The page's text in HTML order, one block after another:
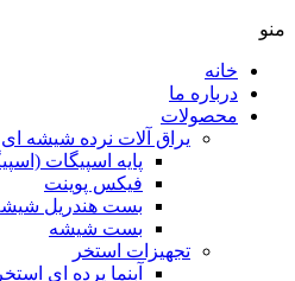
منو
خانه
درباره ما
محصولات
یراق آلات نرده شیشه ای
پایه اسپیگات
فیکس پوینت
بست هندریل
بست شیشه
تجهیزات استخر
آبنما پرده ای استخر